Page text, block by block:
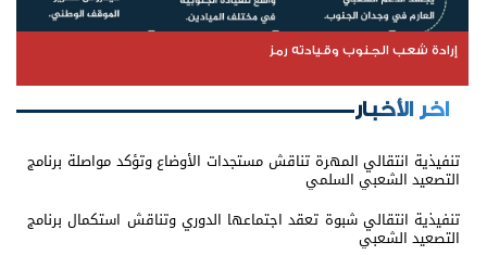
إرادة شعب الجنوب وقيادته رمز
اخر الأخبار
تنفيذية انتقالي المهرة تناقش مستجدات الأوضاع وتؤكد مواصلة برنامج
التصعيد الشعبي السلمي
تنفيذية انتقالي شبوة تعقد اجتماعها الدوري وتناقش استكمال برنامج
التصعيد الشعبي